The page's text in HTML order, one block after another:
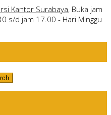
Kantor Surabaya, Buka jam
s/d jam 17.00 - Hari Minggu